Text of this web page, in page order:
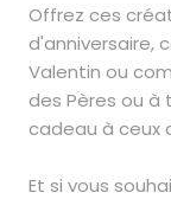
Offrez ces
d'anniversaire,
Valentin ou
des Pères ou
cadeau à ceux
Et si vous